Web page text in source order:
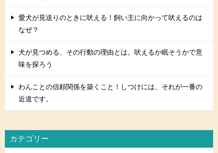
愛犬が見送りのときに吠える！飼い主に向かって吠えるのは
なぜ？
犬が見つめる、その行動の理由とは。吠えるか眠そうかで意
味を探ろう
わんことの信頼関係を築くこと！しつけには、それが一番の
近道です。
カテゴリー